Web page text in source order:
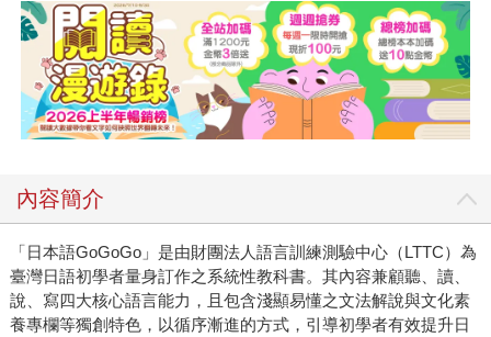
內容簡介
「日本語GoGoGo」是由財團法人語言訓練測驗中心（LTTC）為
臺灣日語初學者量身訂作之系統性教科書。其內容兼顧聽、讀、
說、寫四大核心語言能力，且包含淺顯易懂之文法解說與文化素
養專欄等獨創特色，以循序漸進的方式，引導初學者有效提升日